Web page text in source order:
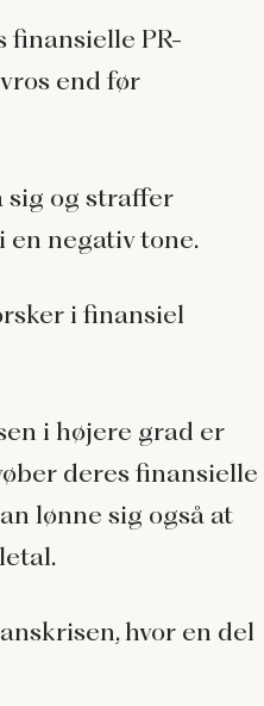
finansielle PR-
end før
sig og straffer
en negativ tone.
i finansiel
i højere grad er
deres finansielle
lønne sig også at
hvor en del